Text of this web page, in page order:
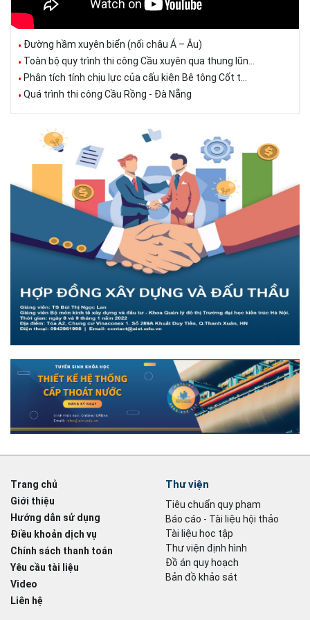
Đường hầm xuyên biển (nối châu Á – Âu)
Toàn bộ quy trình thi công Cầu xuyên qua thung lũn...
Phân tích tính chịu lực của cấu kiện Bê tông Cốt t...
Quá trình thi công Cầu Rồng - Đà Nẵng
Trang chủ
Giới thiệu
Hướng dẫn sử dụng
Điều khoản dịch vụ
Chính sách thanh toán
Yêu cầu tài liệu
Video
Liên hệ
Thư viện
Tiêu chuẩn quy phạm
Báo cáo - Tài liệu hội thảo
Tài liệu học tập
Thư viện định hình
Đồ án quy hoạch
Bản đồ khảo sát